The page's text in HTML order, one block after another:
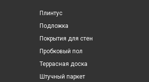
Плинтус
Подложка
Покрытия для стен
Пробковый пол
Террасная доска
Штучный паркет